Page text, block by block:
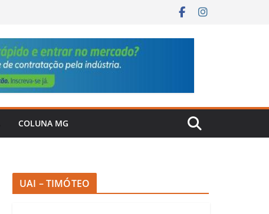
COLUNA MG
UAI – TIMÓTEO